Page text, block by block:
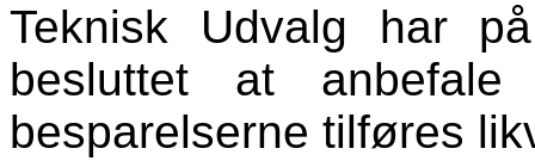
Teknisk Udvalg har
besluttet at
besparelserne tilføres